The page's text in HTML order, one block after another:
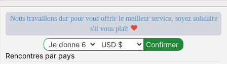
Nous travaillons dur pour vous offrir le meilleur service, soyez solidaire
s'il vous plaît
Rencontres par pays